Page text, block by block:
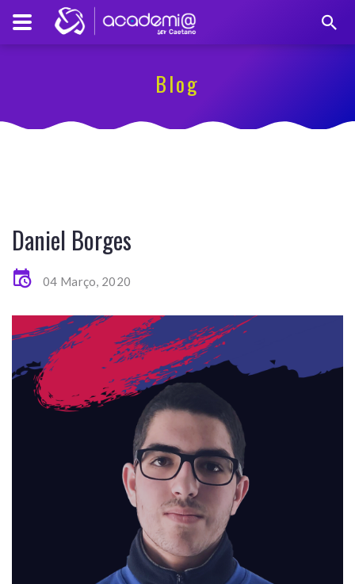
Blog
Daniel Borges
04 Março, 2020